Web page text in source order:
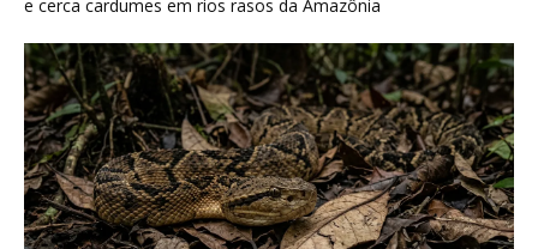
e cerca cardumes em rios rasos da Amazônia